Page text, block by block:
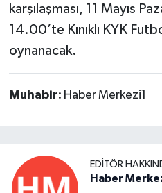
karşılaşması, 11 Mayıs
14.00’te Kınıklı KYK
oynanacak.
Muhabir: Haber Merkezi1
EDITÖR
Haber